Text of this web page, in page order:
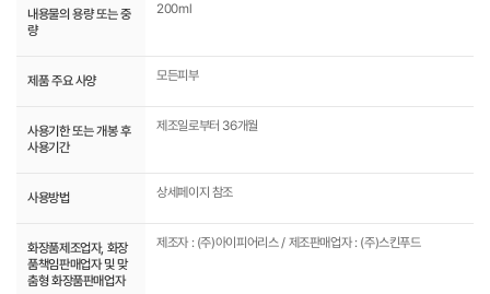
내용물의 용량 또는 중
량
200ml
제품 주요 사양 모든피부
사용기한 또는 개봉 후
사용기간
제조일로부터 36개월
사용방법 상세페이지 참조
화장품제조업자, 화장
품책임판매업자 및 맞
춤형 화장품판매업자
제조자 : (주)아이피어리스 / 제조판매업자 : (주)스킨푸드